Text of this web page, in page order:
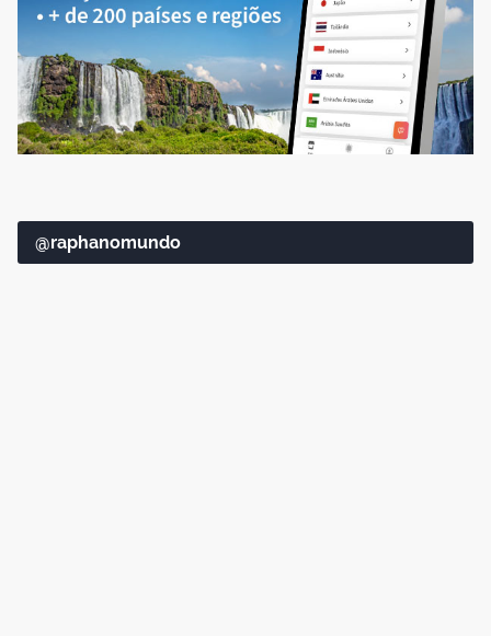
@raphanomundo